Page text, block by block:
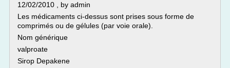
12/02/2010 , by admin
Les médicaments ci-dessus sont prises sous forme de
comprimés ou de gélules (par voie orale).
Nom générique
valproate
Sirop Depakene